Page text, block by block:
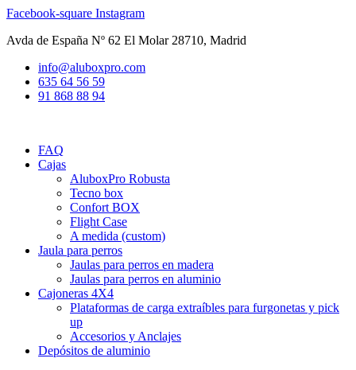
Ir
contenido
Facebook-square Instagram
Avda de España Nº 62 El Molar 28710, Madrid
info@aluboxpro.com
635 64 56 59
91 868 88 94
FAQ
Cajas
AluboxPro Robusta
Tecno box
Confort BOX
Flight Case
A medida (custom)
Jaula para perros
Jaulas para perros en madera
Jaulas para perros en aluminio
Cajoneras 4X4
Plataformas de carga extraíbles para furgonetas y pick
up
Accesorios y Anclajes
Depósitos de aluminio